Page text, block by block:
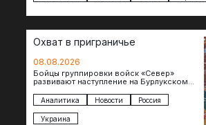
Охват в приграничье
08.08.2026
Бойцы группировки войск «Север»
развивают наступление на Бурлукском
теснят противника сразу на нескольких
участках, создавая угрозу охвата…
Аналитика Новости Россия
Украина